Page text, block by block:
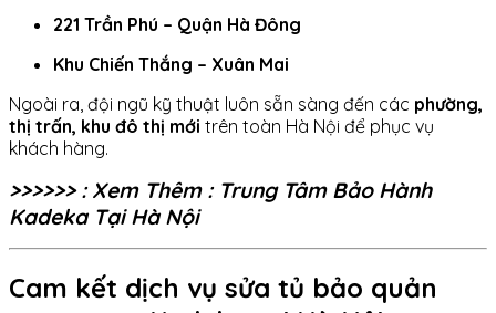
221 Trần Phú – Quận Hà Đông
Khu Chiến Thắng – Xuân Mai
Ngoài ra, đội ngũ kỹ thuật luôn sẵn sàng đến các phường,
thị trấn, khu đô thị mới trên toàn Hà Nội để phục vụ
khách hàng.
>>>>>> : Xem Thêm : Trung Tâm Bảo Hành
Kadeka Tại Hà Nội
Cam kết dịch vụ sửa tủ bảo quản